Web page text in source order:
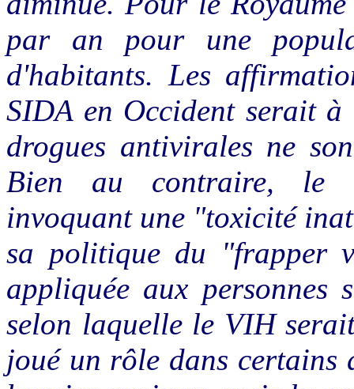
par an pour une
d'habitants. Les
SIDA en Occident serait
drogues antivirales ne
Bien au contraire, le
invoquant une "toxicité
sa politique du "frapper
appliquée aux personnes
selon laquelle le VIH
joué un rôle dans certains